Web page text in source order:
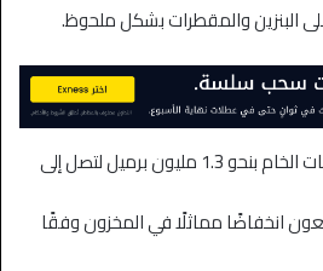
البنزين والمقطرات بشكل ملحوظ.
إلى جانب ذلك، ارتفعت مخزونات الخام بنحو 1.3 مليون برميل لتصل إلى
انخفاضًا مماثلًا في المخزون وفقًا